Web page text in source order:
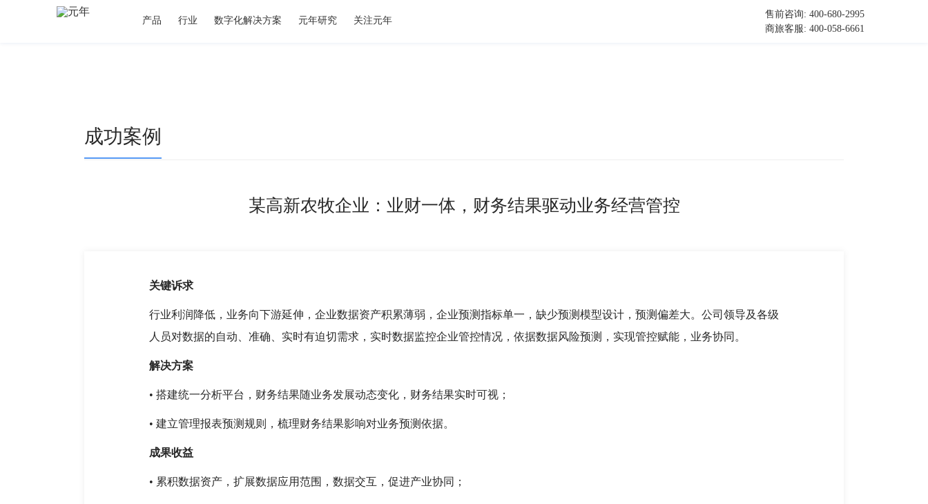
产品 行业 数字化解决方案 元年研究 关注元年
售前咨询: 400-680-2995
商旅客服: 400-058-6661
成功案例
某高新农牧企业：业财一体，财务结果驱动业务经营管控
关键诉求
行业利润降低，业务向下游延伸，企业数据资产积累薄弱，企业预测指标单一，缺少预测模型设计，预测偏差大。公司领导及各级
人员对数据的自动、准确、实时有迫切需求，实时数据监控企业管控情况，依据数据风险预测，实现管控赋能，业务协同。
解决方案
• 搭建统一分析平台，财务结果随业务发展动态变化，财务结果实时可视；
• 建立管理报表预测规则，梳理财务结果影响对业务预测依据。
成果收益
• 累积数据资产，扩展数据应用范围，数据交互，促进产业协同；